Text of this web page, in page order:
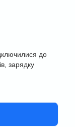
до
зарядку